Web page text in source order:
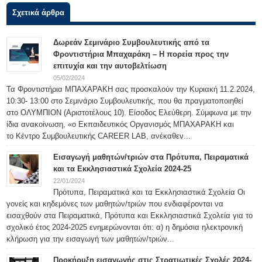
Σχετικά άρθρα
Δωρεάν Σεμινάριο Συμβουλευτικής από τα
Φροντιστήρια Μπαχαράκη – Η πορεία προς την
επιτυχία και την αυτοβελτίωση
05/02/2024
Τα Φροντιστήρια ΜΠΑΧΑΡΑΚΗ σας προσκαλούν την Κυριακή 11.2.2024,
10:30- 13:00 στο Σεμινάριο Συμβουλευτικής, που θα πραγματοποιηθεί
στο ΟΛΥΜΠΙΟΝ (Αριστοτέλους 10). Είσοδος Ελεύθερη. Σύμφωνα με την
ίδια ανακοίνωση, «ο Εκπαιδευτικός Οργανισμός ΜΠΑΧΑΡΑΚΗ και
το Κέντρο Συμβουλευτικής CAREER LAB, ανέκαθεν...
Εισαγωγή μαθητών/τριών στα Πρότυπα, Πειραματικά
και τα Εκκλησιαστικά Σχολεία 2024-25
22/01/2024
Πρότυπα, Πειραματικά και τα Εκκλησιαστικά Σχολεία Οι
γονείς και κηδεμόνες των μαθητών/τριών που ενδιαφέρονται να
εισαχθούν στα Πειραματικά, Πρότυπα και Εκκλησιαστικά Σχολεία για το
σχολικό έτος 2024-2025 ενημερώνονται ότι: α) η δημόσια ηλεκτρονική
κλήρωση για την εισαγωγή των μαθητών/τριών...
Προκήρυξη εισαγωγής στις Στρατιωτικές Σχολές 2024-